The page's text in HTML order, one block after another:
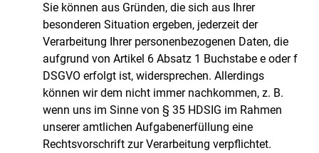
Sie können aus Gründen, die sich aus Ihrer
besonderen Situation ergeben, jederzeit der
Verarbeitung Ihrer personenbezogenen Daten, die
aufgrund von Artikel 6 Absatz 1 Buchstabe e oder f
DSGVO erfolgt ist, widersprechen. Allerdings
können wir dem nicht immer nachkommen, z. B.
wenn uns im Sinne von § 35 HDSIG im Rahmen
unserer amtlichen Aufgabenerfüllung eine
Rechtsvorschrift zur Verarbeitung verpflichtet.